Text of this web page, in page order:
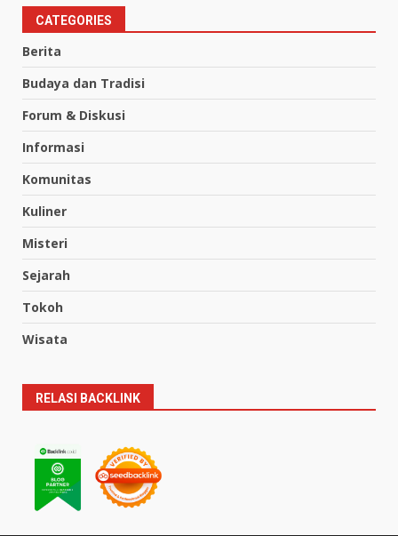
CATEGORIES
Berita
Budaya dan Tradisi
Forum & Diskusi
Informasi
Komunitas
Kuliner
Misteri
Sejarah
Tokoh
Wisata
RELASI BACKLINK